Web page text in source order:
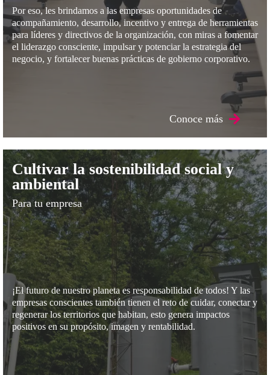
Por eso, les brindamos a las empresas oportunidades de
acompañamiento, desarrollo, incentivo y entrega de herramientas
para líderes y directivos de la organización, con miras a fomentar
el liderazgo consciente, impulsar y potenciar la estrategia del
negocio, y fortalecer buenas prácticas de gobierno corporativo.
Conoce más
Cultivar la sostenibilidad social y
ambiental
Para tu empresa
Cultivar la sostenibilidad social y ambiental
¡El futuro de nuestro planeta es responsabilidad de todos! Y las
empresas conscientes también tienen el reto de cuidar, conectar y
regenerar los territorios que habitan, esto genera impactos
positivos en su propósito, imagen y rentabilidad.